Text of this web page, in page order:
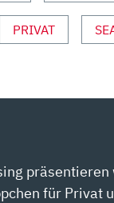
PRIVAT
präsentieren
für Privat